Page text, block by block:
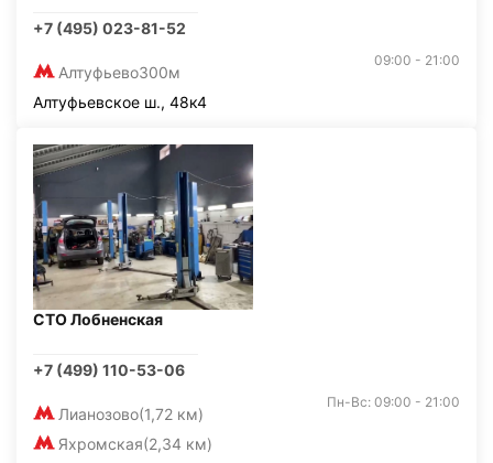
+7 (495) 023-81-52
Алтуфьево300м
09:00 - 21:00
Алтуфьевское ш., 48к4
СТО Лобненская
+7 (499) 110-53-06
Лианозово(1,72 км)
Яхромская(2,34 км)
Пн-Вс: 09:00 - 21:00